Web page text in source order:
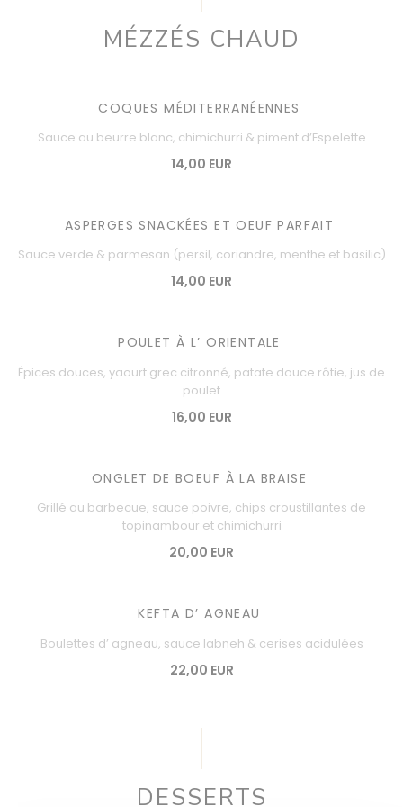
MÉZZÉS CHAUD
COQUES MÉDITERRANÉENNES
Sauce au beurre blanc, chimichurri & piment d’Espelette
14,00 EUR
ASPERGES SNACKÉES ET OEUF PARFAIT
Sauce verde & parmesan (persil, coriandre, menthe et basilic)
14,00 EUR
POULET À L’ ORIENTALE
Épices douces, yaourt grec citronné, patate douce rôtie, jus de
poulet
16,00 EUR
ONGLET DE BOEUF À LA BRAISE
Grillé au barbecue, sauce poivre, chips croustillantes de
topinambour et chimichurri
20,00 EUR
KEFTA D’ AGNEAU
Boulettes d’ agneau, sauce labneh & cerises acidulées
22,00 EUR
DESSERTS